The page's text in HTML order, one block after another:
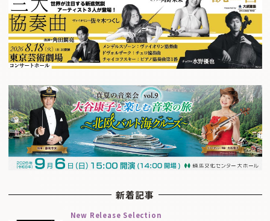
新着記事
New Release Selection